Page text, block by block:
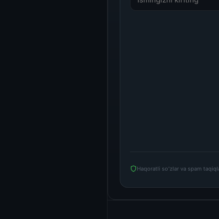
Haqoratli so'zlar va spam